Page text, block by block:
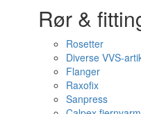
Rør &
Rosetter
Diverse VVS-
Flanger
Raxofix
Sanpress